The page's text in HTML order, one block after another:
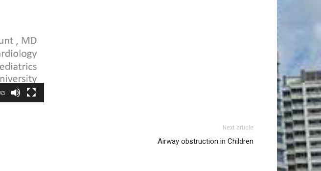
Next article
Airway obstruction in Children